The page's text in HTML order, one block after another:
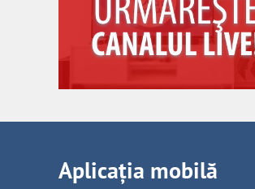
Aplicația mobilă